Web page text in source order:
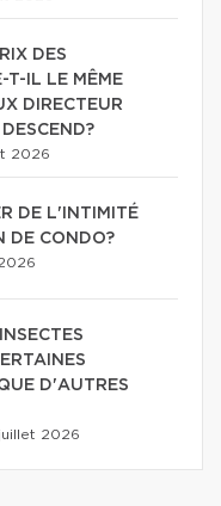
DES
T-IL LE MÊME
DIRECTEUR
2026
DE L'INTIMITÉ
DE CONDO?
D'AUTRES
2026